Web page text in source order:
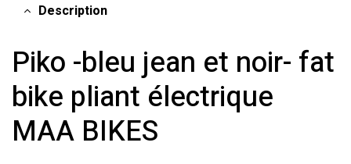
Description
Piko -bleu jean et noir- fat
bike pliant électrique
MAA BIKES